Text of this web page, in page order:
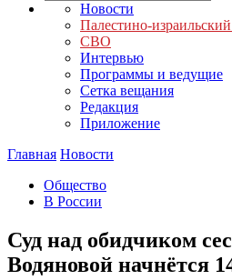
Новости
Палестино-
СВО
Интервью
Программы и ведущие
Сетка вещания
Редакция
Приложение
Главная Новости
Общество
В России
Суд над обидчиком
Водяновой начнётся